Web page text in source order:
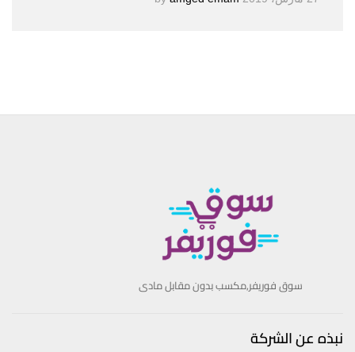
سوق فوريفر,مكسب بدون مقابل مادى
نبذه عن الشركة